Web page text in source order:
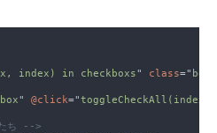
index) in checkboxs" class="
" @click="toggleCheckAll(index)